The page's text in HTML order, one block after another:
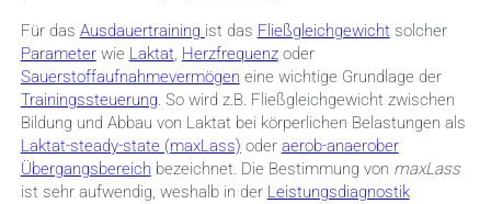
Für das Ausdauertraining ist das Fließgleichgewichtsolcher
Parameterwie Laktat, Herzfrequenzoder
Sauerstoffaufnahmevermögen eine wichtige Grundlage der
Trainingssteuerung. So wird z.B. Fließgleichgewicht zwischen
Bildung und Abbau von Laktat bei körperlichen Belastungen als
Laktat-steady-state (maxLass) oder aerob-anaerober
Übergangsbereich bezeichnet. Die Bestimmung von maxLass
ist sehr aufwendig, weshalb in der Leistungsdiagnostik